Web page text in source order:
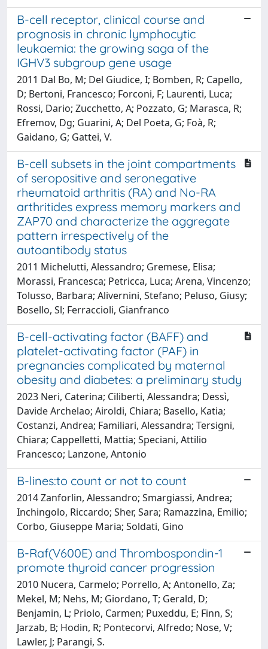
B-cell receptor, clinical course and
prognosis in chronic lymphocytic
leukaemia: the growing saga of the
IGHV3 subgroup gene usage
2011 Dal Bo, M; Del Giudice, I; Bomben, R; Capello,
D; Bertoni, Francesco; Forconi, F; Laurenti, Luca;
Rossi, Dario; Zucchetto, A; Pozzato, G; Marasca, R;
Efremov, Dg; Guarini, A; Del Poeta, G; Foà, R;
Gaidano, G; Gattei, V.
B-cell subsets in the joint compartments
of seropositive and seronegative
rheumatoid arthritis (RA) and No-RA
arthritides express memory markers and
ZAP70 and characterize the aggregate
pattern irrespectively of the
autoantibody status
2011 Michelutti, Alessandro; Gremese, Elisa;
Morassi, Francesca; Petricca, Luca; Arena, Vincenzo;
Tolusso, Barbara; Alivernini, Stefano; Peluso, Giusy;
Bosello, Sl; Ferraccioli, Gianfranco
B-cell-activating factor (BAFF) and
platelet-activating factor (PAF) in
pregnancies complicated by maternal
obesity and diabetes: a preliminary study
2023 Neri, Caterina; Ciliberti, Alessandra; Dessì,
Davide Archelao; Airoldi, Chiara; Basello, Katia;
Costanzi, Andrea; Familiari, Alessandra; Tersigni,
Chiara; Cappelletti, Mattia; Speciani, Attilio
Francesco; Lanzone, Antonio
B-lines:to count or not to count
2014 Zanforlin, Alessandro; Smargiassi, Andrea;
Inchingolo, Riccardo; Sher, Sara; Ramazzina, Emilio;
Corbo, Giuseppe Maria; Soldati, Gino
B-Raf(V600E) and Thrombospondin-1
promote thyroid cancer progression
2010 Nucera, Carmelo; Porrello, A; Antonello, Za;
Mekel, M; Nehs, M; Giordano, T; Gerald, D;
Benjamin, L; Priolo, Carmen; Puxeddu, E; Finn, S;
Jarzab, B; Hodin, R; Pontecorvi, Alfredo; Nose, V;
Lawler, J; Parangi, S.